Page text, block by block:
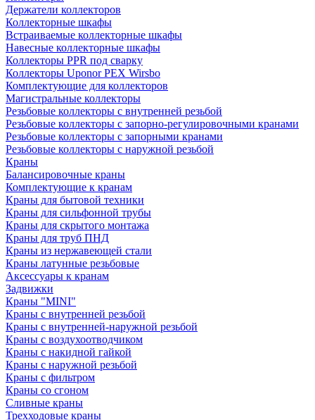
Держатели коллекторов
Коллекторные шкафы
Встраиваемые коллекторные шкафы
Навесные коллекторные шкафы
Коллекторы PPR под сварку
Коллекторы Uponor PEX Wirsbo
Комплектующие для коллекторов
Магистральные коллекторы
Резьбовые коллекторы с внутренней резьбой
Резьбовые коллекторы с запорно-регулировочными кранами
Резьбовые коллекторы с запорными кранами
Резьбовые коллекторы с наружной резьбой
Краны
Балансировочные краны
Комплектующие к кранам
Краны для бытовой техники
Краны для сильфонной трубы
Краны для скрытого монтажа
Краны для труб ПНД
Краны из нержавеющей стали
Краны латунные резьбовые
Аксессуары к кранам
Задвижки
Краны "MINI"
Краны с внутренней резьбой
Краны с внутренней-наружной резьбой
Краны с воздухоотводчиком
Краны с накидной гайкой
Краны с наружной резьбой
Краны с фильтром
Краны со сгоном
Сливные краны
Трехходовые краны